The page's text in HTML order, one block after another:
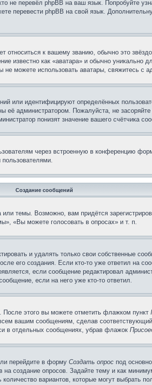
не перевёл phpBB на ваш язык. Попробуйте
перевести phpBB на свой язык.
к вашему званию, обычно это
известно как «аватара» и обычно уникально
можете использовать аватары, свяжитесь с
или идентифицируют определённых
её администратором. Пожалуйста, не
понизят значение вашего счётчика
через встроенную в конференцию
пользователями.
Создание сообщений
темы. Возможно, вам придётся
«Вы можете голосовать в опросах» и т. п.
и удалять только свои собственные
его создания. Если кто-то уже ответил на
если сообщение редактировал
если на него уже кто-то ответил.
этого вы можете отметить флажком пункт
вашим сообщениям, сделав
в отдельных сообщениях, убрав флажок
перейдите в форму Создать опрос под
создание опросов. Задайте тему и как
вариантов, которые могут выбрать